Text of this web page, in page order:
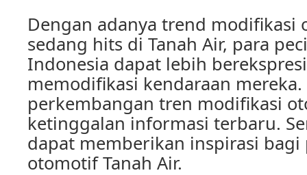
Dengan adanya trend modifikasi
sedang hits di Tanah Air, para
Indonesia dapat lebih
memodifikasi kendaraan
perkembangan tren modifikasi
ketinggalan informasi terbaru.
dapat memberikan inspirasi bagi
otomotif Tanah Air.